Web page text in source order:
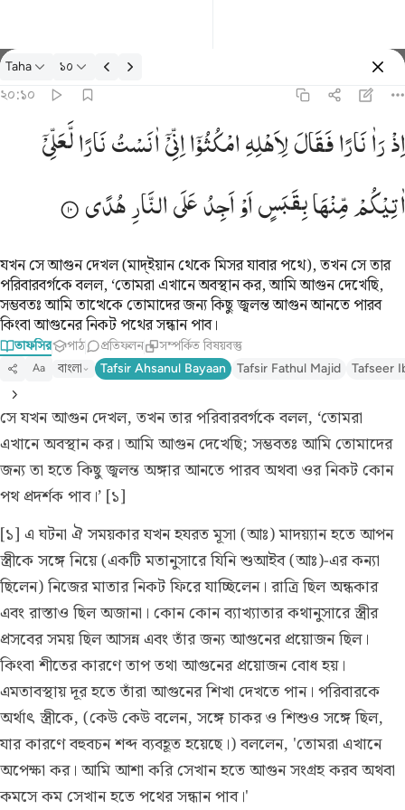
তাফসির: Taha ২০:১০
Taha ১০
২০:১০
امكثوا اني انست نارا لعلي اتيكم منها بقبس او اجد على النار هدى ١٠
ءَانَسْتُ نَارًۭا لَّعَلِّىٓ ءَاتِيكُم مِّنْهَا بِقَبَسٍ أَوْ أَجِدُ عَلَى ٱلنَّارِ هُدًۭى ١٠اِذْرَاٰنَارًافَقَالَلِاَهْلِهِامْكُثُوْۤااِنِّیْۤاٰنَسْتُنَارًالَّعَلِّیْۤ
اٰتِیْكُمْمِّنْهَابِقَبَسٍاَوْاَجِدُعَلَیالنَّارِهُدًی
যখন সে আগুন দেখল (মাদ্ইয়ান থেকে মিসর যাবার পথে), তখন সে তার
পরিবারবর্গকে বলল, ‘তোমরা এখানে অবস্থান কর, আমি আগুন দেখেছি,
সম্ভবতঃ আমি তাত্থেকে তোমাদের জন্য কিছু জ্বলন্ত আগুন আনতে পারব
কিংবা আগুনের নিকট পথের সন্ধান পাব।
তাফসির পাঠ প্রতিফলন সম্পর্কিত বিষয়বস্তু
Aa বাংলা Tafsir Ahsanul Bayaan Tafsir Fathul Majid Tafseer
সে যখন আগুন দেখল, তখন তার পরিবারবর্গকে বলল, ‘তোমরা
এখানে অবস্থান কর। আমি আগুন দেখেছি; সম্ভবতঃ আমি তোমাদের
জন্য তা হতে কিছু জ্বলন্ত অঙ্গার আনতে পারব অথবা ওর নিকট কোন
পথ প্রদর্শক পাব।’ [১]
[১] এ ঘটনা ঐ সময়কার যখন হযরত মূসা (আঃ) মাদয়্যান হতে আপন
স্ত্রীকে সঙ্গে নিয়ে (একটি মতানুসারে যিনি শুআইব (আঃ)-এর কন্যা
ছিলেন) নিজের মাতার নিকট ফিরে যাচ্ছিলেন। রাত্রি ছিল অন্ধকার
এবং রাস্তাও ছিল অজানা। কোন কোন ব্যাখ্যাতার কথানুসারে স্ত্রীর
প্রসবের সময় ছিল আসন্ন এবং তাঁর জন্য আগুনের প্রয়োজন ছিল।
কিংবা শীতের কারণে তাপ তথা আগুনের প্রয়োজন বোধ হয়।
এমতাবস্থায় দূর হতে তাঁরা আগুনের শিখা দেখতে পান। পরিবারকে
অর্থাৎ স্ত্রীকে, (কেউ কেউ বলেন, সঙ্গে চাকর ও শিশুও সঙ্গে ছিল,
যার কারণে বহুবচন শব্দ ব্যবহূত হয়েছে।) বললেন, 'তোমরা এখানে
অপেক্ষা কর। আমি আশা করি সেখান হতে আগুন সংগ্রহ করব অথবা
কমসে কম সেখান হতে পথের সন্ধান পাব।'